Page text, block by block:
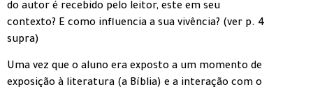
do autor é recebido pelo leitor, este em seu
contexto? E como influencia a sua vivência? (ver p. 4
supra)
Uma vez que o aluno era exposto a um momento de
exposição à literatura (a Bíblia) e a interação com o